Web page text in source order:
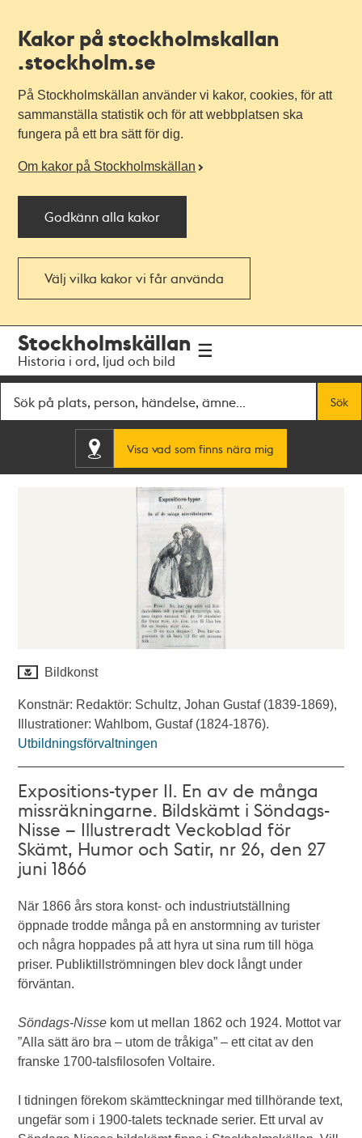
Kakor på stockholmskallan
.stockholm.se
På Stockholmskällan använder vi kakor, cookies, för att
sammanställa statistik och för att webbplatsen ska
fungera på ett bra sätt för dig.
Om kakor på Stockholmskällan
Godkänn alla kakor
Välj vilka kakor vi får använda
navigationen
huvudinnehållet
Stockholmskällan
Historia i ord, ljud och bild
Sök
Visa vad som finns nära mig
Bildkonst
Konstnär: Redaktör: Schultz, Johan Gustaf (1839-1869),
Illustrationer: Wahlbom, Gustaf (1824-1876).
Utbildningsförvaltningen
Expositions-typer II. En av de många
missräkningarne. Bildskämt i Söndags-
Nisse – Illustreradt Veckoblad för
Skämt, Humor och Satir, nr 26, den 27
juni 1866
När 1866 års stora konst- och industriutställning
öppnade trodde många på en anstormning av turister
och några hoppades på att hyra ut sina rum till höga
priser. Publiktillströmningen blev dock långt under
förväntan.
Söndags-Nisse kom ut mellan 1862 och 1924. Mottot var
”Alla sätt äro bra – utom de tråkiga” – ett citat av den
franske 1700-talsfilosofen Voltaire.
I tidningen förekom skämtteckningar med tillhörande text,
ungefär som i 1900-talets tecknade serier. Ett urval av